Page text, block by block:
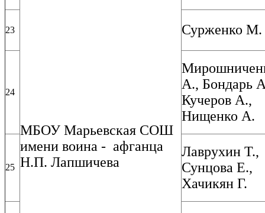
МБОУ Марьевская СОШ
имени воина - афганца
Н.П. Лапшичева
23 Сурженко М.
24
А., Бондарь
Кучеров А.,
Нищенко А.
25
Лаврухин Т.,
Сунцова Е.,
Хачикян Г.